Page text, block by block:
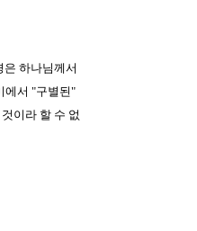
은 하나님께서
에서 "구별된"
이라 할 수 없